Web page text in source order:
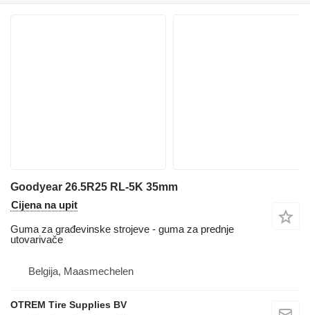
Goodyear 26.5R25 RL-5K 35mm
Cijena na upit
Guma za građevinske strojeve - guma za prednje
utovarivače
Belgija, Maasmechelen
OTREM Tire Supplies BV